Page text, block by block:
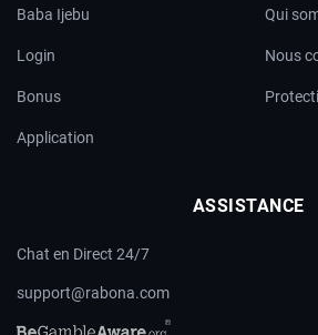
Baba Ijebu
Login
Bonus
Application
Qui
Nous
ASSISTANCE
Chat en Direct 24/7
support@rabona.com